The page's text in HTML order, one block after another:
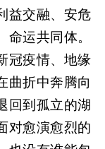
益交融、安危
运共同体。
冠疫情、地缘
曲折中奔腾向
回到孤立的湖
对愈演愈烈的